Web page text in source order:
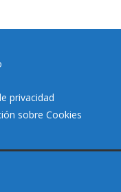
privacidad
sobre Cookies